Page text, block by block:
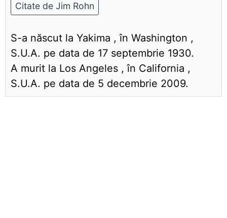
Citate de Jim Rohn
S-a născut la Yakima , în Washington ,
S.U.A. pe data de 17 septembrie 1930.
A murit la Los Angeles , în California ,
S.U.A. pe data de 5 decembrie 2009.